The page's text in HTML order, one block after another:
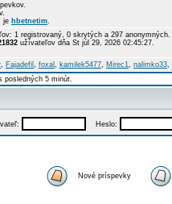
je hbetnetim.
1 registrovaný, 0 skrytých a 297
užívateľov dňa St júl 29, 2026 02:45:27.
, Fajadefil , foxal , kamilek5477, Mirec1, nalimko33,
posledných 5 minút.
Heslo:
Nové príspevky